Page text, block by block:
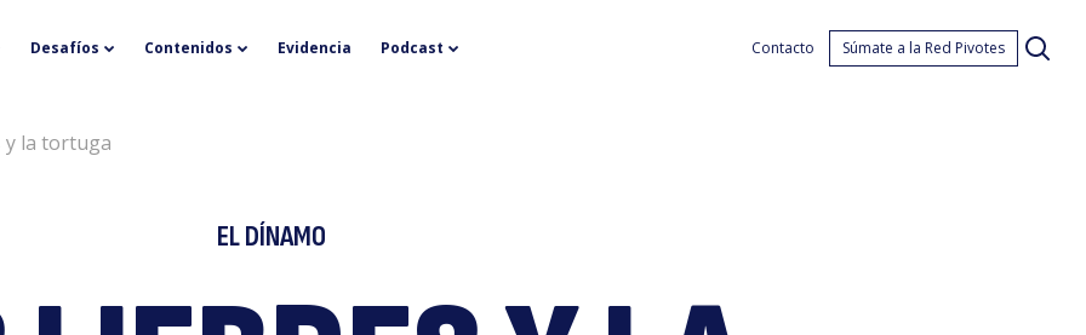
Las
Desafíos Contenidos Evidencia Podcast Contacto Súmate a la Red Pivotes
y la tortuga
EL DÍNAMO